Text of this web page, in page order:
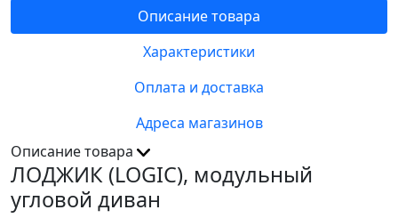
Описание товара
ЛОДЖИК (LOGIC), модульный
угловой диван
Описание товара
Характеристики
Оплата и доставка
Адреса магазинов